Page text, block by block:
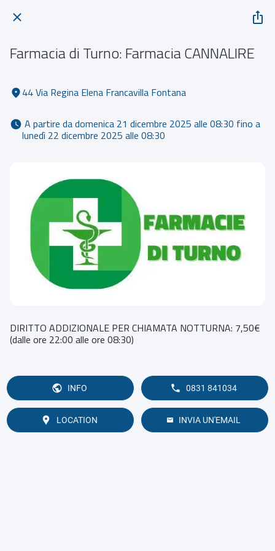
Farmacia di Turno: Farmacia CANNALIRE
44 Via Regina Elena Francavilla Fontana
lunedì 22 dicembre 2025 alle 08:30
DIRITTO ADDIZIONALE PER CHIAMATA NOTTURNA: 7,50€
(dalle ore 22:00 alle ore 08:30)
INFO 0831 841034
LOCATION INVIA UN'EMAIL